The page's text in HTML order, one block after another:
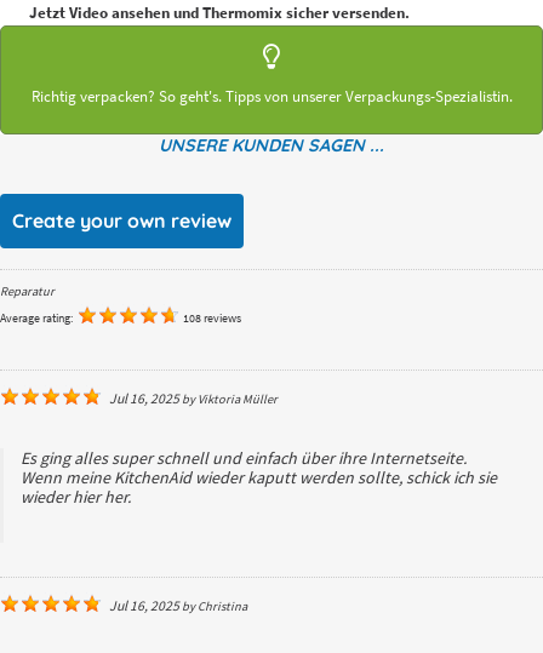
Jetzt Video ansehen und Thermomix sicher versenden.
Richtig verpacken? So geht's. Tipps von unserer Verpackungs-Spezialistin.
UNSERE KUNDEN SAGEN ...
Create your own review
Reparatur
Average rating:
108 reviews
Jul 16, 2025byViktoria Müller
Es ging alles super schnell und einfach über ihre Internetseite.
Wenn meine KitchenAid wieder kaputt werden sollte, schick ich sie
wieder hier her.
Jul 16, 2025byChristina